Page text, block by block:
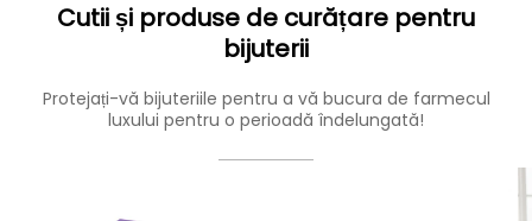
Cutii și produse de curățare pentru
bijuterii
Protejați-vă bijuteriile pentru a vă bucura de farmecul
luxului pentru o perioadă îndelungată!